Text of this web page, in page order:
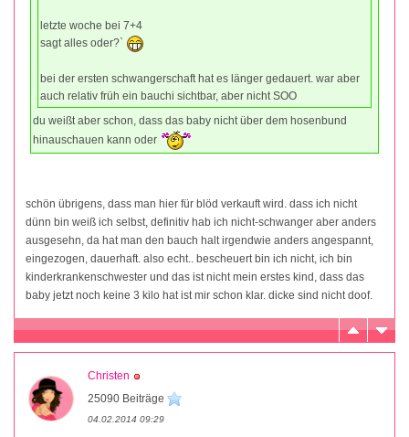
letzte woche bei 7+4
sagt alles oder?`
bei der ersten schwangerschaft hat es länger gedauert. war aber
auch relativ früh ein bauchi sichtbar, aber nicht SOO
du weißt aber schon, dass das baby nicht über dem hosenbund
hinauschauen kann oder
schön übrigens, dass man hier für blöd verkauft wird. dass ich nicht
dünn bin weiß ich selbst, definitiv hab ich nicht-schwanger aber anders
ausgesehn, da hat man den bauch halt irgendwie anders angespannt,
eingezogen, dauerhaft. also echt.. bescheuert bin ich nicht, ich bin
kinderkrankenschwester und das ist nicht mein erstes kind, dass das
baby jetzt noch keine 3 kilo hat ist mir schon klar. dicke sind nicht doof.
Christen
25090 Beiträge
04.02.2014 09:29